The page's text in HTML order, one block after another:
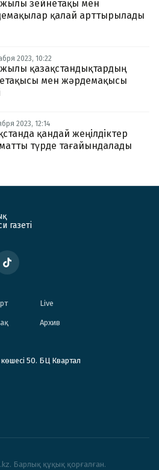
жылы зейнетақы мен
қалай арттырылады
2023, 10:22
қазақстандықтардың
мен жәрдемақысы
2023, 12:14
қандай жеңілдіктер
түрде тағайындалады
газеті
Live
Архив
50. БЦ Квартал
Барлық құқық қорғалған.